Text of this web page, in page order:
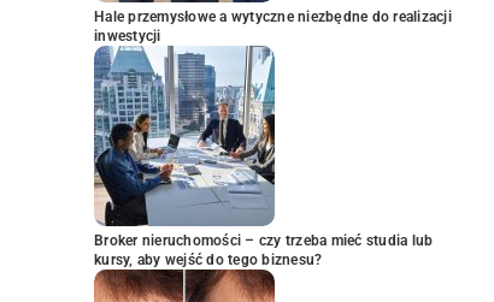
Hale przemysłowe a wytyczne niezbędne do realizacji
inwestycji
Broker nieruchomości – czy trzeba mieć studia lub
kursy, aby wejść do tego biznesu?